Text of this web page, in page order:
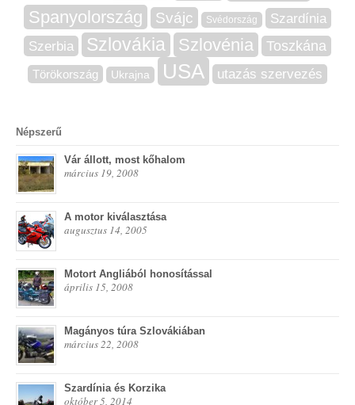
Spanyolország Svájc Svédország
Szardínia
Szerbia
Szlovákia Szlovénia Toszkána
Törökország Ukrajna USA utazás szervezés
Népszerű
Vár állott, most kőhalom
március 19, 2008
A motor kiválasztása
augusztus 14, 2005
Motort Angliából honosítással
április 15, 2008
Magányos túra Szlovákiában
március 22, 2008
Szardínia és Korzika
október 5, 2014